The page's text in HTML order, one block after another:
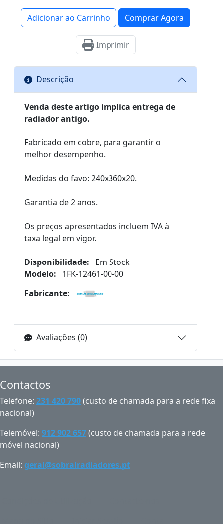
Adicionar ao Carrinho Comprar Agora
Imprimir
Descrição
Venda deste artigo implica entrega de
radiador antigo.
Fabricado em cobre, para garantir o
melhor desempenho.
Medidas do favo: 240x360x20.
Garantia de 2 anos.
Os preços apresentados incluem IVA à
taxa legal em vigor.
Disponibilidade:
Em Stock
Modelo:
1FK-12461-00-00
Fabricante:
Avaliações (0)
Contactos
Telefone: 231 420 790(custo de chamada para a rede fixa
nacional)
Telemóvel: 912 902 657(custo de chamada para a rede
móvel nacional)
Email: geral@sobralradiadores.pt